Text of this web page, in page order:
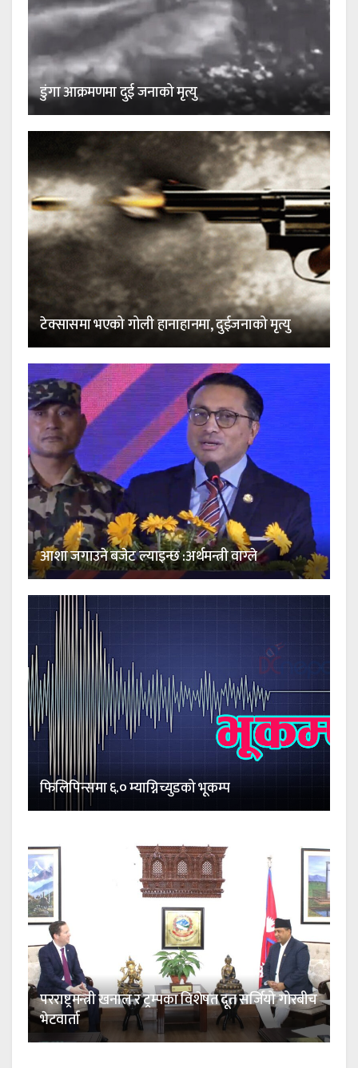
डुंगा आक्रमणमा दुई जनाको मृत्यु
टेक्सासमा भएको गोली हानाहानमा, दुईजनाको मृत्यु
आशा जगाउने बजेट ल्याइन्छ :अर्थमन्त्री वाग्ले
फिलिपिन्समा ६.० म्याग्निच्युडको भूकम्प
परराष्ट्रमन्त्री खनाल र ट्रम्पका विशेषत दूत सर्जियो गोरबीच
भेटवार्ता